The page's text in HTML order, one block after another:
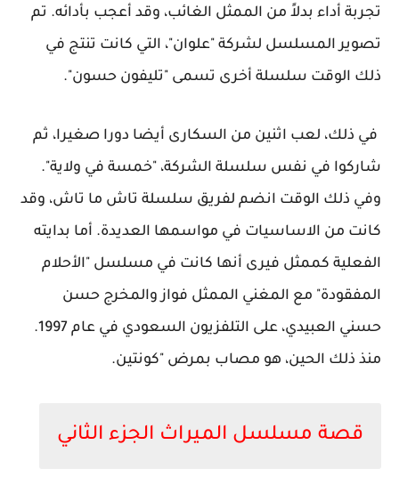
تجربة أداء بدلاً من الممثل الغائب، وقد أعجب بأدائه. تم
تصوير المسلسل لشركة "علوان"، التي كانت تنتج في
ذلك الوقت سلسلة أخرى تسمى "تليفون حسون".
في ذلك، لعب اثنين من السكارى أيضا دورا صغيرا، ثم
شاركوا في نفس سلسلة الشركة، "خمسة في ولاية".
وفي ذلك الوقت انضم لفريق سلسلة تاش ما تاش، وقد
كانت من الاساسيات في مواسمها العديدة. أما بدايته
الفعلية كممثل فيرى أنها كانت في مسلسل "الأحلام
المفقودة" مع المغني الممثل فواز والمخرج حسن
حسني العبيدي، على التلفزيون السعودي في عام 1997.
منذ ذلك الحين، هو مصاب بمرض "كونتين.
قصة مسلسل الميراث الجزء الثاني